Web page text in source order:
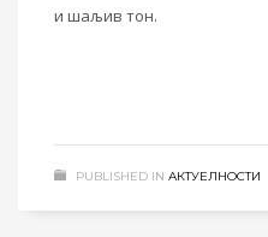
и шаљив тон.
PUBLISHED IN АКТУЕЛНОСТИ